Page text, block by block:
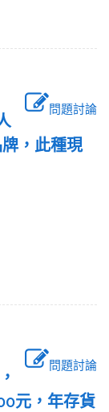
問題討論
，此種現
問題討論
元，年存貨